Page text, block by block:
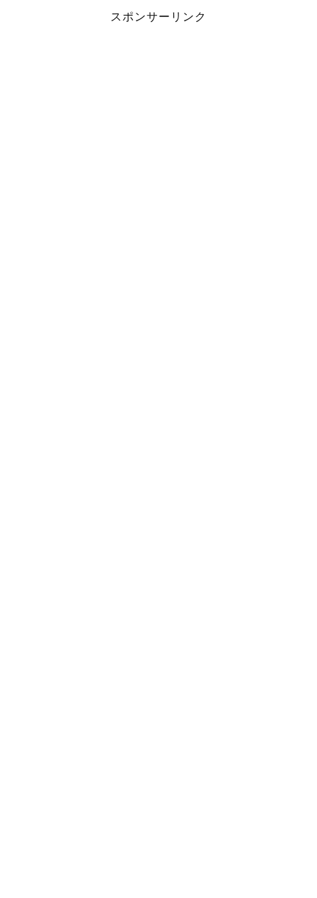
スポンサーリンク